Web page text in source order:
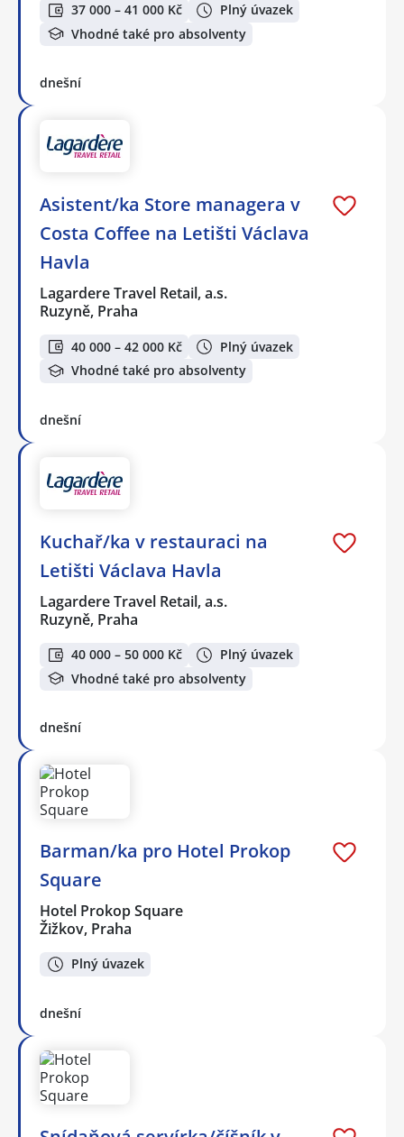
37 000 – 41 000 Kč
Plný úvazek
Vhodné také pro absolventy
dnešní
Asistent/ka Store managera v
Costa Coffee na Letišti Václava
Havla
Lagardere Travel Retail, a.s.
Ruzyně, Praha
40 000 – 42 000 Kč
Plný úvazek
Vhodné také pro absolventy
dnešní
Kuchař/ka v restauraci na
Letišti Václava Havla
Lagardere Travel Retail, a.s.
Ruzyně, Praha
40 000 – 50 000 Kč
Plný úvazek
Vhodné také pro absolventy
dnešní
Barman/ka pro Hotel Prokop
Square
Hotel Prokop Square
Žižkov, Praha
Plný úvazek
dnešní